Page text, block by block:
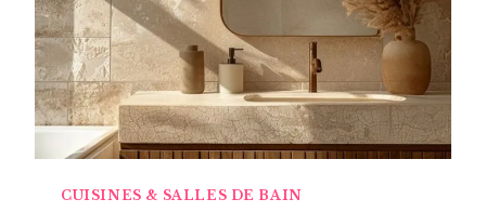
CUISINES & SALLES DE BAIN